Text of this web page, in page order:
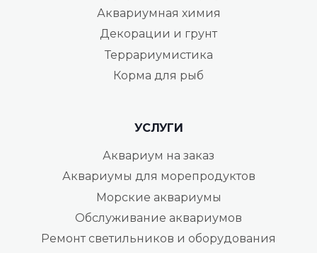
Аквариумная химия
Декорации и грунт
Террариумистика
Корма для рыб
УСЛУГИ
Аквариум на заказ
Аквариумы для морепродуктов
Морские аквариумы
Обслуживание аквариумов
Ремонт светильников и оборудования